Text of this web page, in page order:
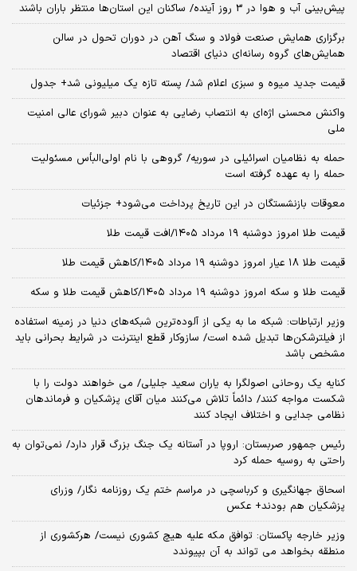
پیش‌بینی آب و هوا در 3 روز آینده/ ساکنان این استان‌ها منتظر باران باشند
برگزاری همایش صنعت فولاد و سنگ آهن در دوران تحول در سالن
همایش‌های گروه رسانه‌ای دنیای اقتصاد
قیمت جدید میوه و سبزی اعلام شد/ پسته تازه یک میلیونی شد+ جدول
واکنش محسنی اژه‌ای به انتصاب رضایی به عنوان دبیر شورای عالی امنیت
ملی
حمله به نظامیان اسرائیلی در سوریه/ گروهی با نام اولی‌البأس مسئولیت
حمله را به عهده گرفته است
معوقات بازنشستگان در این تاریخ پرداخت می‌شود+ جزئیات
قیمت طلا امروز دوشنبه ۱۹ مرداد ۱۴۰۵/افت قیمت طلا
قیمت طلا ۱۸ عیار امروز دوشنبه ۱۹ مرداد ۱۴۰۵/کاهش قیمت طلا
قیمت طلا و سکه امروز دوشنبه ۱۹ مرداد ۱۴۰۵/کاهش قیمت طلا و سکه
وزیر ارتباطات: شبکه ما به یکی از آلوده‌ترین شبکه‌های دنیا در زمینه استفاده
از فیلترشکن‌ها تبدیل شده است/ سازوکار قطع اینترنت در شرایط بحرانی باید
مشخص باشد
کنایه یک روحانی اصولگرا به یاران سعید جلیلی/ می خواهند دولت را با
شکست مواجه کنند/ دائماً تلاش می‌کنند میان آقای پزشکیان و فرماندهان
نظامی جدایی و اختلاف ایجاد کنند
رئیس جمهور صربستان: اروپا در آستانه یک جنگ بزرگ قرار دارد/ نمی‌توان به
راحتی به روسیه حمله کرد
اسحاق جهانگیری و کرباسچی در مراسم ختم یک روزنامه نگار/ وزرای
پزشکیان هم بودند+ عکس
وزیر خارجه پاکستان: توافق مکه علیه هیچ کشوری نیست/ هرکشوری از
منطقه بخواهد می تواند به آن بپیوندد